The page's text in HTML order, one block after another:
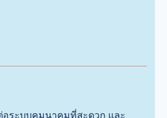
อระบบคมนาคมที่สะดวก และ